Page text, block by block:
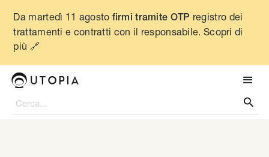
Da martedì 11 agosto firmi tramite OTP registro dei
trattamenti e contratti con il responsabile. Scopri di
più 🔗
